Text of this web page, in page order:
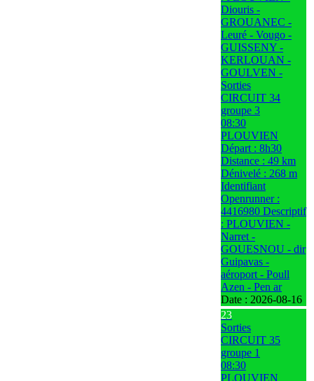
Diouris -
GROUANEC -
Leuré - Vougo -
GUISSENY -
KERLOUAN -
GOULVEN -
Sorties
CIRCUIT 34
groupe 3
08:30
PLOUVIEN
Départ : 8h30
Distance : 49 km
Dénivelé : 268 m
Identifiant
Openrunner :
4416980 Descriptif
: PLOUVIEN -
Narret -
GOUESNOU - dir
Guipavas -
aéroport - Poull
Azen - Pen ar
Date : 2026-08-16
23
Sorties
CIRCUIT 35
groupe 1
08:30
PLOUVIEN